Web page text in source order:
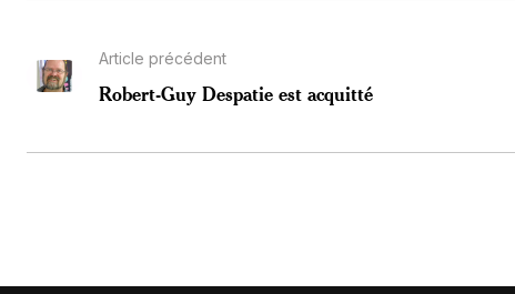
Article précédent
Robert-Guy Despatie est acquitté